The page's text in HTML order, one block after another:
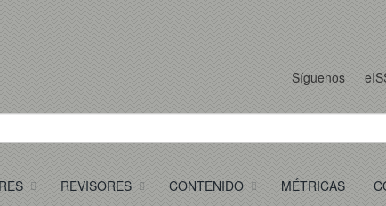
Síguenos
REVISORES CONTENIDO MÉTRICAS